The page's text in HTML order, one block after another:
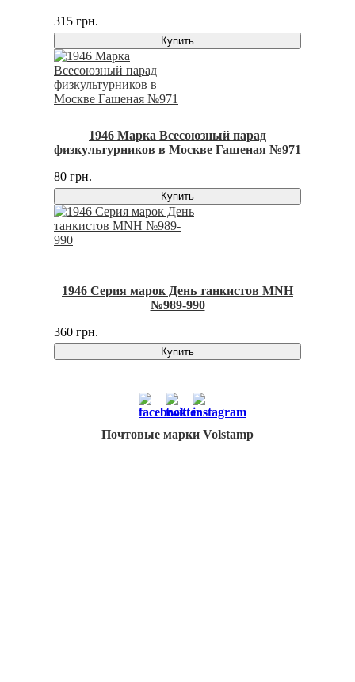
315 грн.
Купить
1946 Марка Всесоюзный парад
физкультурников в Москве Гашеная №971
80 грн.
Купить
1946 Серия марок День танкистов MNH
№989-990
360 грн.
Купить
Почтовые марки Volstamp